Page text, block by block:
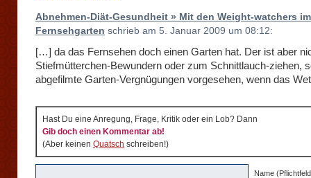
Abnehmen-Diät-Gesundheit » Mit den Weight-watchers im
Fernsehgarten schrieb am 5. Januar 2009 um 08:12:
[…] da das Fernsehen doch einen Garten hat. Der ist aber
Stiefmütterchen-Bewundern oder zum Schnittlauch-ziehen,
abgefilmte Garten-Vergnügungen vorgesehen, wenn das
Hast Du eine Anregung, Frage, Kritik oder ein Lob? Dann
Gib doch einen Kommentar ab!
(Aber keinen Quatsch schreiben!)
Name